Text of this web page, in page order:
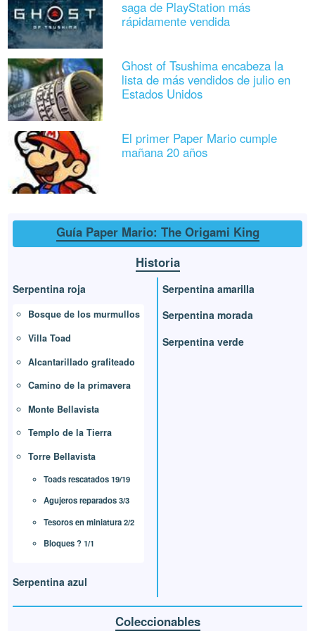
saga de PlayStation más
rápidamente vendida
Ghost of Tsushima encabeza la
lista de más vendidos de julio en
Estados Unidos
El primer Paper Mario cumple
mañana 20 años
Guía Paper Mario: The Origami King
Historia
Serpentina roja
Bosque de los murmullos
Villa Toad
Alcantarillado grafiteado
Camino de la primavera
Monte Bellavista
Templo de la Tierra
Torre Bellavista
Toads rescatados 19/19
Agujeros reparados 3/3
Tesoros en miniatura 2/2
Bloques ? 1/1
Serpentina azul
Serpentina amarilla
Serpentina morada
Serpentina verde
Coleccionables